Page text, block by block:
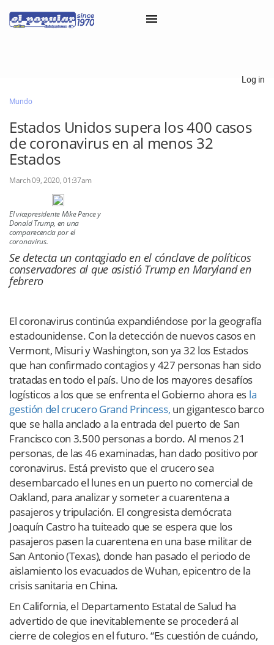
Classifieds
Categorías
Iniciar sesión con Clascal
Log in
Mundo
Estados Unidos supera los 400 casos
de coronavirus en al menos 32
Estados
March 09, 2020, 01:37am
El vicepresidente Mike Pence y
Donald Trump, en una
comparecencia por el
coronavirus.
Se detecta un contagiado en el cónclave de políticos
conservadores al que asistió Trump en Maryland en
febrero
El coronavirus continúa expandiéndose por la geografía
estadounidense. Con la detección de nuevos casos en
Vermont, Misuri y Washington, son ya 32 los Estados
que han confirmado contagios y 427 personas han sido
tratadas en todo el país. Uno de los mayores desafíos
logísticos a los que se enfrenta el Gobierno ahora es la
gestión del crucero Grand Princess, un gigantesco barco
que se halla anclado a la entrada del puerto de San
Francisco con 3.500 personas a bordo. Al menos 21
personas, de las 46 examinadas, han dado positivo por
coronavirus. Está previsto que el crucero sea
desembarcado el lunes en un puerto no comercial de
Oakland, para analizar y someter a cuarentena a
pasajeros y tripulación. El congresista demócrata
Joaquín Castro ha tuiteado que se espera que los
pasajeros pasen la cuarentena en una base militar de
San Antonio (Texas), donde han pasado el periodo de
aislamiento los evacuados de Wuhan, epicentro de la
crisis sanitaria en China.
En California, el Departamento Estatal de Salud ha
advertido de que inevitablemente se procederá al
cierre de colegios en el futuro. “Es cuestión de cuándo,